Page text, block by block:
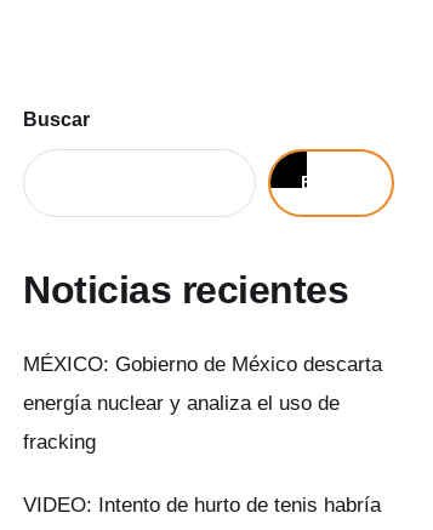
Buscar
Buscar
Noticias recientes
MÉXICO: Gobierno de México descarta
energía nuclear y analiza el uso de
fracking
VIDEO: Intento de hurto de tenis habría